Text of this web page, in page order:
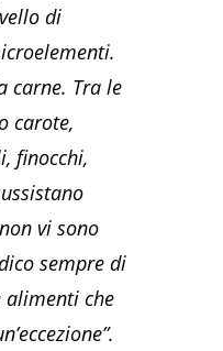
di
carne. Tra le
carote,
finocchi,
vi sono
sempre di
alimenti che